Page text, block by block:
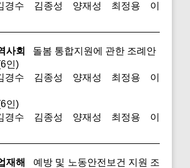
경수 김종성 양재성 최정용 이
사회
돌봄 통합지원에 관한 조례안
인)
경수 김종성 양재성 최정용 이
인)
경수 김종성 양재성 최정용 이
재해
예방 및 노동안전보건 지원 조